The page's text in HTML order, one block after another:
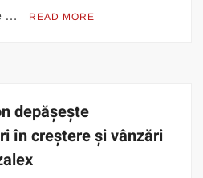
… READ MORE
depășește
în creștere și vânzări